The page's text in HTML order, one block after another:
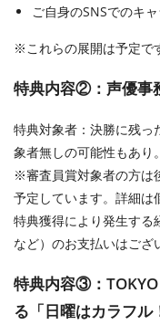
ご自身のSNSでのキ
※これらの展開は予定で
特典内容②：声優事
特典対象者：決勝に残っ
象者無しの可能性もあり。
※審査員賞対象者の方は
予定しています。詳細は
特典獲得により発生する
など）のお支払いはござ
特典内容③：
る「日曜はカラフ